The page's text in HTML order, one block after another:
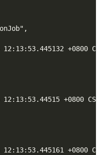
+0800
+0800 CST
+0800